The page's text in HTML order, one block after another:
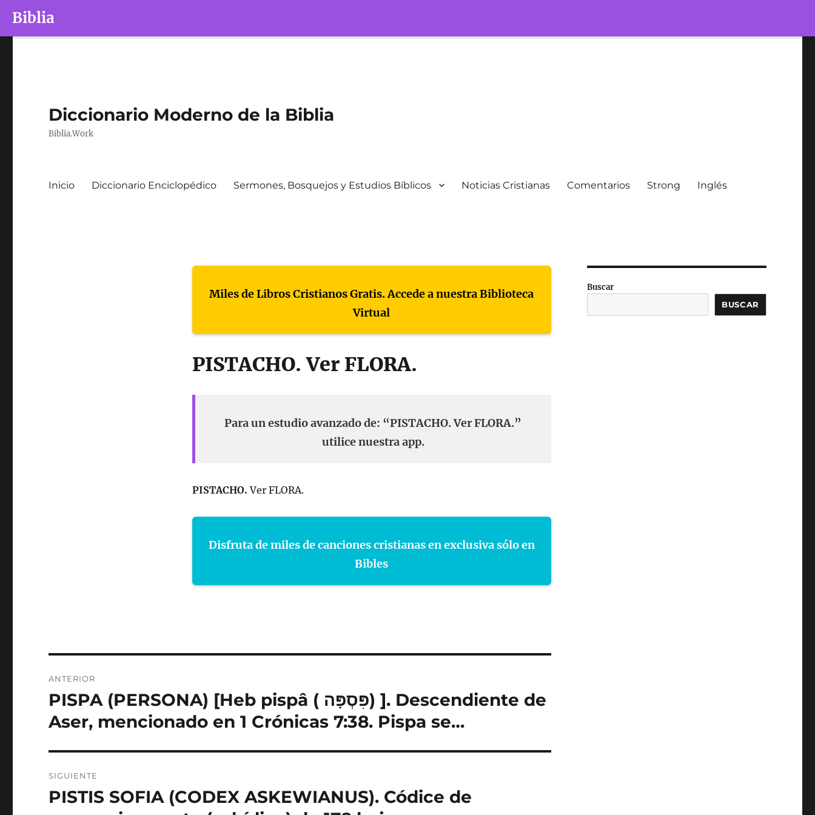
Biblia
Diccionario Moderno de la Biblia
Biblia.Work
Inicio Diccionario Enciclopédico Sermones, Bosquejos y Estudios Bíblicos Noticias Cristianas Comentarios Strong Inglés
Miles de Libros Cristianos Gratis. Accede a nuestra Biblioteca
Virtual
PISTACHO. Ver FLORA.
Para un estudio avanzado de: “PISTACHO. Ver FLORA.”
utilice nuestra app.
PISTACHO.Ver FLORA.
Disfruta de miles de canciones cristianas en exclusiva sólo en
Bibles
de
entradas
ANTERIOR
Entrada
anterior:
PISPA (PERSONA) [Heb pispâ ( פִּסְפָּה) ]. Descendiente de
Aser, mencionado en 1 Crónicas 7:38. Pispa se…
SIGUIENTE
Entrada
PISTIS SOFIA (CODEX ASKEWIANUS). Códice de
Buscar
BUSCAR